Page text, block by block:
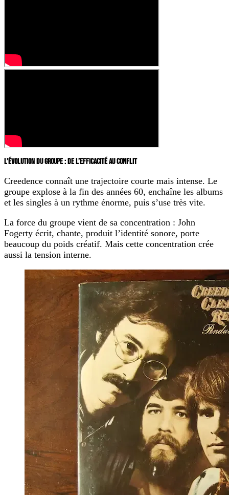
L’ÉVOLUTION DU GROUPE : DE L’EFFICACITÉ AU CONFLIT
Creedence connaît une trajectoire courte mais intense. Le
groupe explose à la fin des années 60, enchaîne les albums
et les singles à un rythme énorme, puis s’use très vite.
La force du groupe vient de sa concentration : John
Fogerty écrit, chante, produit l’identité sonore, porte
beaucoup du poids créatif. Mais cette concentration crée
aussi la tension interne.